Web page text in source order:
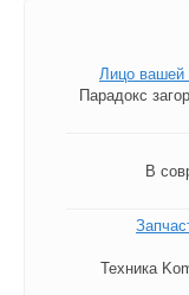
Лицо вашей
Парадокс
В
Техника